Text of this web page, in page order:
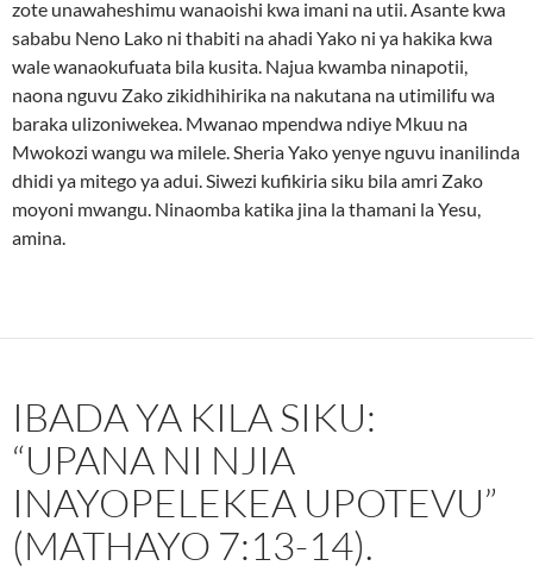
zote unawaheshimu wanaoishi kwa imani na utii. Asante kwa
sababu Neno Lako ni thabiti na ahadi Yako ni ya hakika kwa
wale wanaokufuata bila kusita. Najua kwamba ninapotii,
naona nguvu Zako zikidhihirika na nakutana na utimilifu wa
baraka ulizoniwekea. Mwanao mpendwa ndiye Mkuu na
Mwokozi wangu wa milele. Sheria Yako yenye nguvu inanilinda
dhidi ya mitego ya adui. Siwezi kufikiria siku bila amri Zako
moyoni mwangu. Ninaomba katika jina la thamani la Yesu,
amina.
IBADA YA KILA SIKU:
“UPANA NI NJIA
INAYOPELEKEA UPOTEVU”
(MATHAYO 7:13-14).